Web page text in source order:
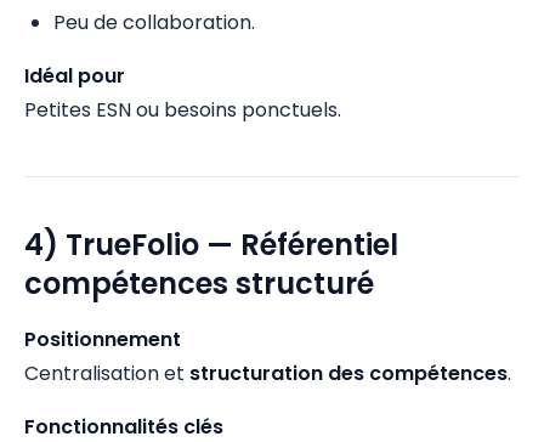
Peu de collaboration.
Idéal pour
Petites ESN ou besoins ponctuels.
4) TrueFolio — Référentiel
compétences structuré
Positionnement
Centralisation et structuration des compétences.
Fonctionnalités clés